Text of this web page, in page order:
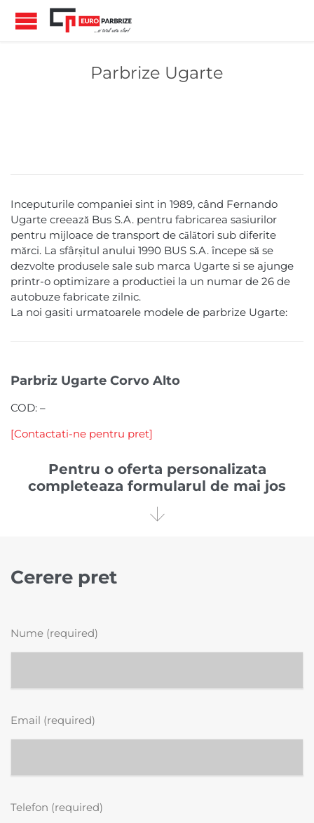
Parbrize Ugarte
Inceputurile companiei sint in 1989, când Fernando
Ugarte creează Bus S.A. pentru fabricarea sasiurilor
pentru mijloace de transport de călători sub diferite
mărci. La sfârșitul anului 1990 BUS S.A. începe să se
dezvolte produsele sale sub marca Ugarte si se ajunge
printr-o optimizare a productiei la un numar de 26 de
autobuze fabricate zilnic.
La noi gasiti urmatoarele modele de parbrize Ugarte:
Parbriz Ugarte Corvo Alto
COD: –
[Contactati-ne pentru pret]
Pentru o oferta personalizata
completeaza formularul de mai jos

Cerere pret
Nume (required)
Email (required)
Telefon (required)